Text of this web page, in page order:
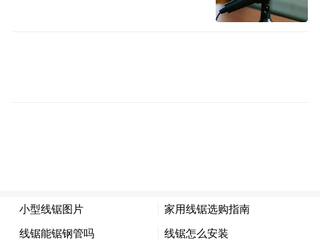
留下，变成更多的尿排出体外，然后尿不就
泌没了阻碍，尿液就能被造出更多。